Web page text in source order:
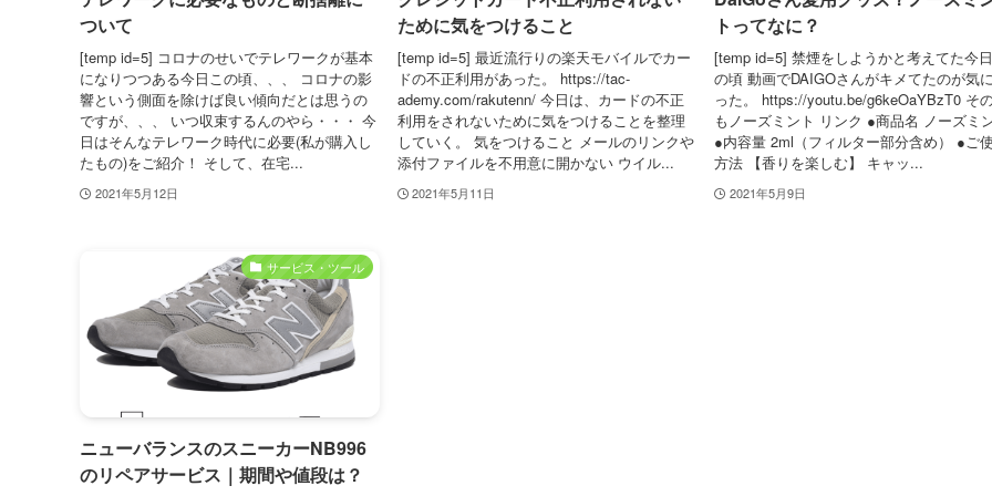
ついて
[temp id=5] コロナのせいでテレワークが基本
になりつつある今日この頃、、、 コロナの影
響という側面を除けば良い傾向だとは思うの
ですが、、、 いつ収束するんのやら・・・ 今
日はそんなテレワーク時代に必要(私が購入し
たもの)をご紹介！ そして、在宅...
2021年5月12日
ために気をつけること
[temp id=5] 最近流行りの楽天モバイルでカー
ドの不正利用があった。 https://tac-
ademy.com/rakutenn/ 今日は、カードの不正
利用をされないために気をつけることを整理
していく。 気をつけること メールのリンクや
添付ファイルを不用意に開かない ウイル...
2021年5月11日
トってなに？
[temp id=5] 禁煙をしようかと考えてた今
の頃 動画でDAIGOさんがキメてたのが気
った。 https://youtu.be/g6keOaYBzT0 そ
もノーズミント リンク ●商品名 ノーズミ
●内容量 2ml（フィルター部分含め） ●ご
方法 【香りを楽しむ】 キャッ...
2021年5月9日
サービス・ツール
ニューバランスのスニーカーNB996
のリペアサービス｜期間や値段は？